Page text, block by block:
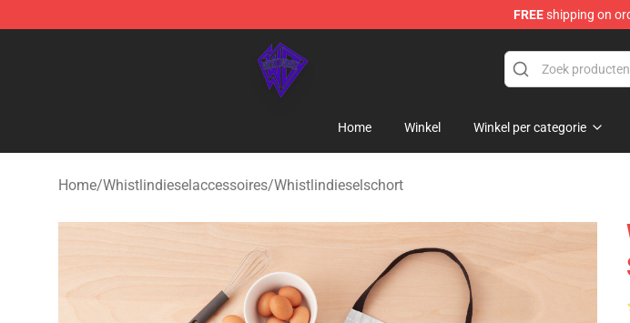
FREEshipping on
WhistlinDiesel Shop - Official WhistlinDiesel Merchandise Store
Home Winkel Winkel per categorie
Home/Whistlindieselaccessoires/Whistlindieselschort